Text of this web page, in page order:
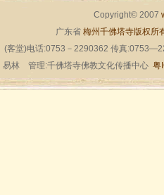
Copyright© 2007
广东省 梅州千佛塔寺版权所
(客堂)电话:0753－2290362 传真
易林管理:千佛塔寺佛教文化传播中心 粤